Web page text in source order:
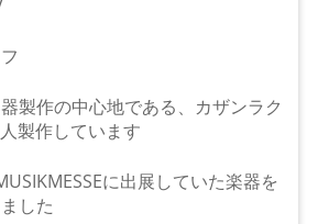
製作の中心地である、カザンラク
製作しています
に出展していた楽器を
した